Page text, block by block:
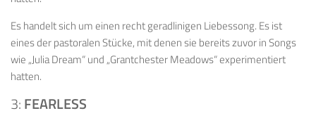
Es handelt sich um einen recht geradlinigen Liebessong. Es ist
eines der pastoralen Stücke, mit denen sie bereits zuvor in Songs
wie „Julia Dream“ und „Grantchester Meadows“ experimentiert
hatten.
3:FEARLESS